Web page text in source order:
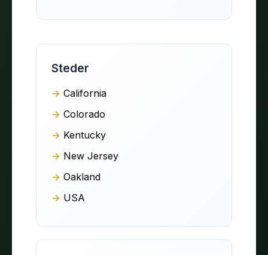
Steder
California
Colorado
Kentucky
New Jersey
Oakland
USA